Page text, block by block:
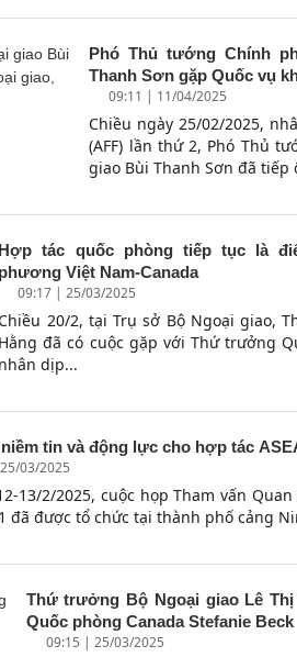
Phó Thủ tướng Chính
Thanh Sơn gặp Quốc vụ
09:11 | 11/04/2025
Chiều ngày 25/02/2025,
(AFF) lần thứ 2, Phó Thủ
giao Bùi Thanh Sơn đã tiếp
Hợp tác quốc phòng tiếp tục là
phương Việt Nam-Canada
09:17 | 25/03/2025
Chiều 20/2, tại Trụ sở Bộ Ngoại giao,
Hằng đã có cuộc gặp với Thứ trưởng
nhân dịp...
tin và động lực cho hợp tác
03/2025
13/2/2025, cuộc họp Tham vấn
đã được tổ chức tại thành phố cảng
Thứ trưởng Bộ Ngoại giao Lê
Quốc phòng Canada Stefanie Beck
09:15 | 25/03/2025